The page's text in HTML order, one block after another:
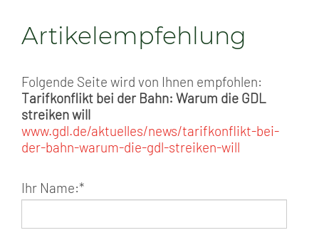
Artikelempfehlung
Folgende Seite wird von Ihnen empfohlen:
Tarifkonflikt bei der Bahn: Warum die GDL
streiken will
www.gdl.de/aktuelles/news/tarifkonflikt-bei-
der-bahn-warum-die-gdl-streiken-will
Ihr Name:*